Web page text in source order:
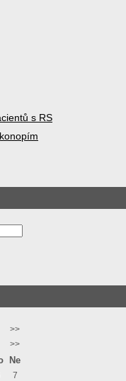
s RS
>>
>>
Ne
7